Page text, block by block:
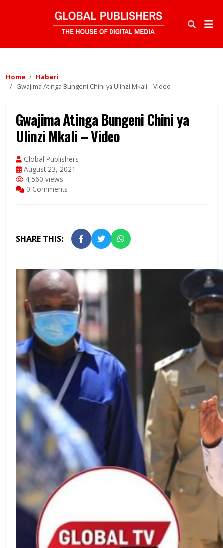
Home
Habari
Gwajima Atinga Bungeni Chini ya Ulinzi Mkali – Video
Gwajima Atinga Bungeni Chini ya
Ulinzi Mkali – Video
Global Publishers
August 23, 2021
4,560 views
0 Comments
SHARE THIS: